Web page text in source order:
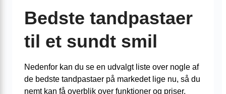
Bedste tandpastaer
til et sundt smil
Nedenfor kan du se en udvalgt liste over nogle af
de bedste tandpastaer på markedet lige nu, så du
nemt kan få overblik over funktioner og priser.